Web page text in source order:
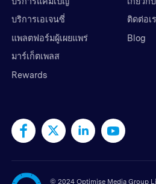
บริการเอเจนซี่
แพลตฟอร์มผู้เผยแพร่
มาร์เก็ตเพลส
Rewards
ติดต่อเ
Blog
© 2024 Optimise Media Group